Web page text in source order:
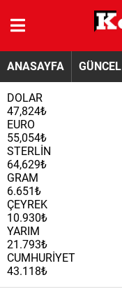
ANASAYFA GÜNCEL
DOLAR
47,824₺
EURO
55,054₺
STERLİN
64,629₺
GRAM
6.651₺
ÇEYREK
10.930₺
YARIM
21.793₺
CUMHURİYET
43.118₺